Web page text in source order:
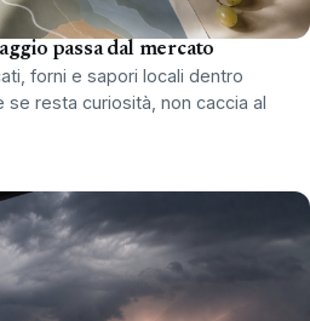
passa dal mercato
forni e sapori locali dentro
se resta curiosità, non caccia al